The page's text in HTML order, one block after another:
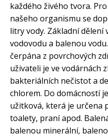
každého živého tvora.
našeho organismu se
litry vody. Základní dělení
vodovodu a balenou
čerpána z povrchových
uživateli je ve vodárnách
bakteriálních nečistot a
chlorem. Do domácností
užitková, která je určena
toalety, praní apod.
balenou minerální,